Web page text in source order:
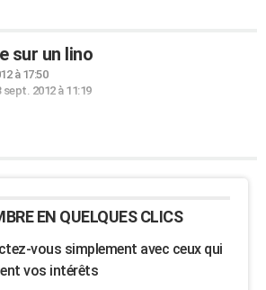
sur un lino
à 17:50
sept. 2012 à 11:19
EN QUELQUES CLICS
vous simplement avec ceux qui
vos intérêts